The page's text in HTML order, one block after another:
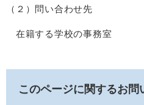
（２）問い合わせ先
在籍する学校の事務室
このページに関するお問